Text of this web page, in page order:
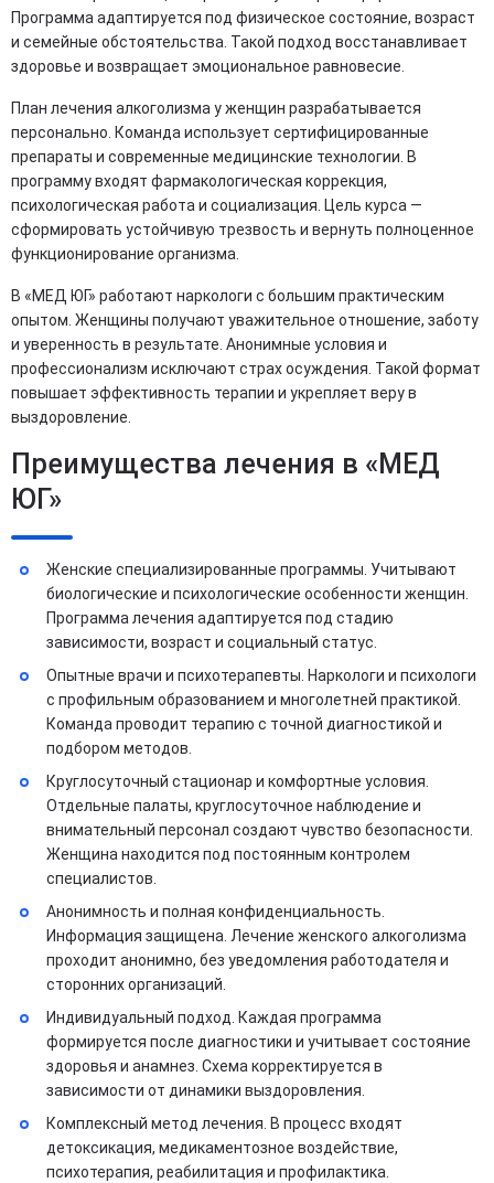
Программа адаптируется под физическое состояние, возраст
и семейные обстоятельства. Такой подход восстанавливает
здоровье и возвращает эмоциональное равновесие.
План лечения алкоголизма у женщин разрабатывается
персонально. Команда использует сертифицированные
препараты и современные медицинские технологии. В
программу входят фармакологическая коррекция,
психологическая работа и социализация. Цель курса —
сформировать устойчивую трезвость и вернуть полноценное
функционирование организма.
В «МЕД ЮГ» работают наркологи с большим практическим
опытом. Женщины получают уважительное отношение, заботу
и уверенность в результате. Анонимные условия и
профессионализм исключают страх осуждения. Такой формат
повышает эффективность терапии и укрепляет веру в
выздоровление.
Преимущества лечения в «МЕД
ЮГ»
Женские специализированные программы. Учитывают
биологические и психологические особенности женщин.
Программа лечения адаптируется под стадию
зависимости, возраст и социальный статус.
Опытные врачи и психотерапевты. Наркологи и психологи
с профильным образованием и многолетней практикой.
Команда проводит терапию с точной диагностикой и
подбором методов.
Круглосуточный стационар и комфортные условия.
Отдельные палаты, круглосуточное наблюдение и
внимательный персонал создают чувство безопасности.
Женщина находится под постоянным контролем
специалистов.
Анонимность и полная конфиденциальность.
Информация защищена. Лечение женского алкоголизма
проходит анонимно, без уведомления работодателя и
сторонних организаций.
Индивидуальный подход. Каждая программа
формируется после диагностики и учитывает состояние
здоровья и анамнез. Схема корректируется в
зависимости от динамики выздоровления.
Комплексный метод лечения. В процесс входят
детоксикация, медикаментозное воздействие,
психотерапия, реабилитация и профилактика.